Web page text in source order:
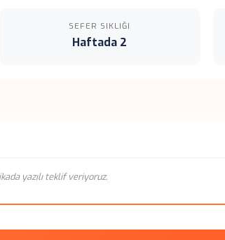
SEFER SIKLIĞI
Haftada 2
yazılı teklif veriyoruz.